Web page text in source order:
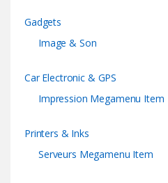
Gadgets
Image & Son
Car Electronic & GPS
Impression Megamenu Item
Printers & Inks
Serveurs Megamenu Item